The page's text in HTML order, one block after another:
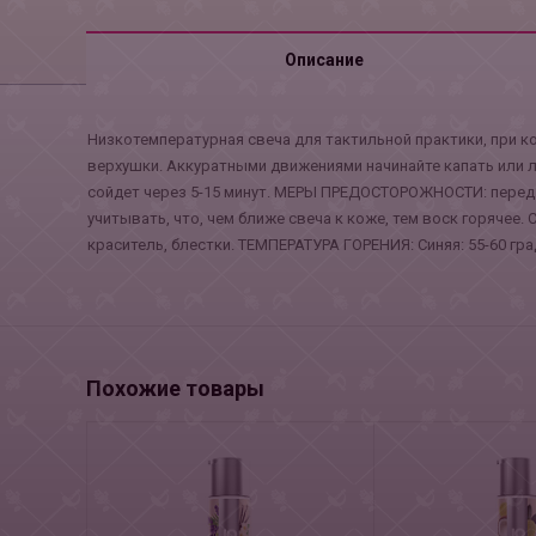
Описание
Низкотемпературная свеча для тактильной практики,
верхушки. Аккуратными движениями начинайте капать
сойдет через 5-15 минут. МЕРЫ ПРЕДОСТОРОЖНОСТИ: перед
учитывать, что, чем ближе свеча к коже, тем воск
краситель, блестки. ТЕМПЕРАТУРА ГОРЕНИЯ: Синяя: 55-60
Похожие товары